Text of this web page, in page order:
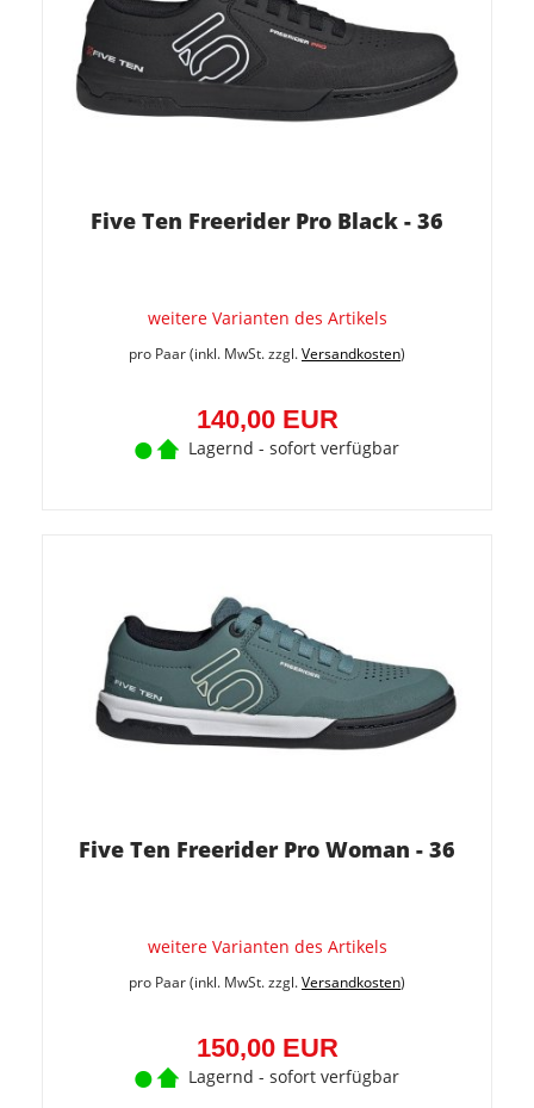
Five Ten Freerider Pro Black - 36
weitere Varianten des Artikels
pro Paar (inkl. MwSt. zzgl.Versandkosten)
140,00 EUR
Lagernd - sofort verfügbar
Five Ten Freerider Pro Woman - 36
weitere Varianten des Artikels
pro Paar (inkl. MwSt. zzgl.Versandkosten)
150,00 EUR
Lagernd - sofort verfügbar